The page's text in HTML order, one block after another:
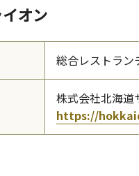
オン
総合レストラン
株式会社北海道
https://